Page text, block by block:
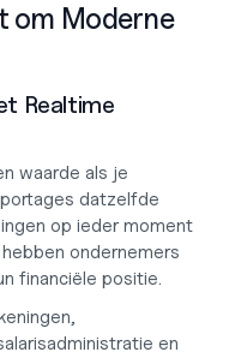
om Moderne
Realtime
waarde als je
datzelfde
op ieder moment
ondernemers
financiële positie.
en